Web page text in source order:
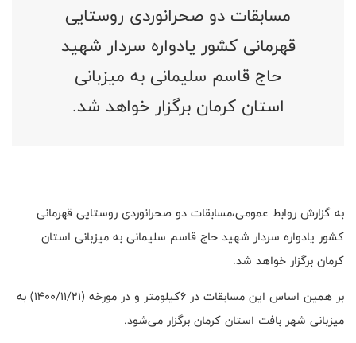
مسابقات دو صحرانوردی روستایی
قهرمانی کشور یادواره سردار شهید
حاج قاسم سلیمانی به میزبانی
استان کرمان برگزار خواهد شد.
به گزارش روابط عمومی،مسابقات دو صحرانوردی روستایی قهرمانی
کشور یادواره سردار شهید حاج قاسم سلیمانی به میزبانی استان
کرمان برگزار خواهد شد.
بر همین اساس این مسابقات در ۶کیلومتر و در مورخه (۱۴۰۰/۱۱/۲۱) به
میزبانی شهر بافت استان کرمان برگزار می‌شود.